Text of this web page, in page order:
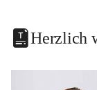
Herzlich